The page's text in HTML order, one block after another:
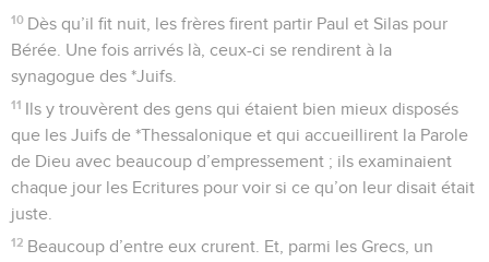
10 Dès qu’il fit nuit, les frères firent partir Paul et Silas pour
Bérée. Une fois arrivés là, ceux-ci se rendirent à la
synagogue des *Juifs.
11 Ils y trouvèrent des gens qui étaient bien mieux disposés
que les Juifs de *Thessalonique et qui accueillirent la Parole
de Dieu avec beaucoup d’empressement ; ils examinaient
chaque jour les Ecritures pour voir si ce qu’on leur disait était
juste.
12 Beaucoup d’entre eux crurent. Et, parmi les Grecs, un